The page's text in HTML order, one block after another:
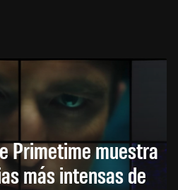
Primetime muestra
más intensas de